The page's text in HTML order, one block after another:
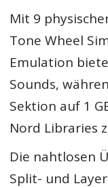
Mit 9
Tone Wheel
Emulation
Sounds,
Sektion auf 1
Nord Libraries
Die nahtlosen
Split- und